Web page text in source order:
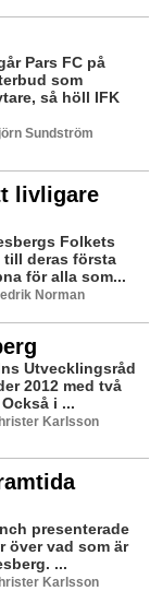
Pars FC på
som
så höll IFK
Sundström
livligare
Folkets
till deras första
för alla som...
Norman
Utvecklingsråd
2012 med två
i ...
Karlsson
presenterade
över vad som är
...
Karlsson